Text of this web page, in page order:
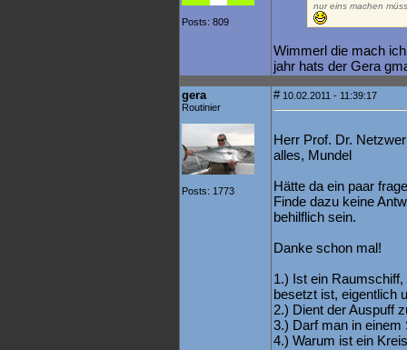
Posts: 809
nur eins machen
Wimmerl die mach
jahr hats der Gera
gera
Routinier
Posts: 1773
#10.02.2011 - 11:39:17
Herr Prof. Dr.
alles, Mundel
Hätte da ein paar
Finde dazu keine
behilflich sein.
Danke schon mal!
1.) Ist ein
besetzt ist, eigentlich
2.) Dient der Auspuff
3.) Darf man in einem
4.) Warum ist ein